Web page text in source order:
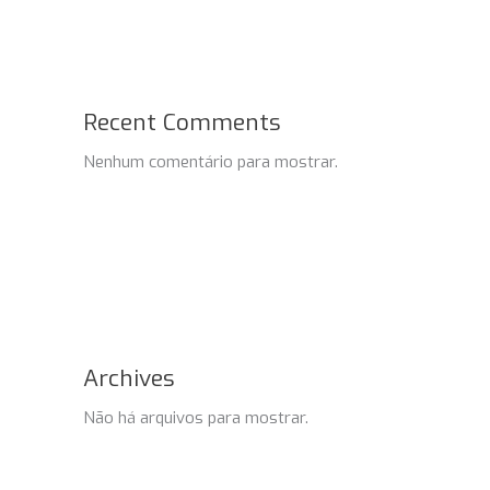
Recent Comments
Nenhum comentário para mostrar.
Archives
Não há arquivos para mostrar.